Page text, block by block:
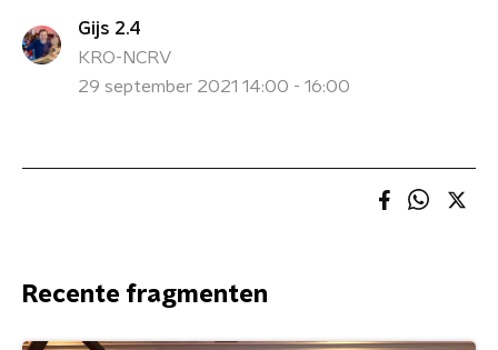
Gijs 2.4
KRO-NCRV
29 september 2021 14:00 - 16:00
Recente fragmenten